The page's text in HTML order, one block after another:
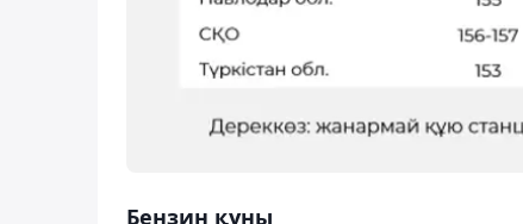
Бензин құны